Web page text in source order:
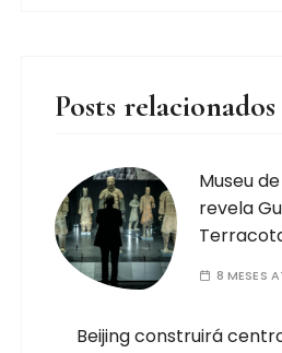
Posts relacionados
Museu
revela
8 MESES
Beijing construirá